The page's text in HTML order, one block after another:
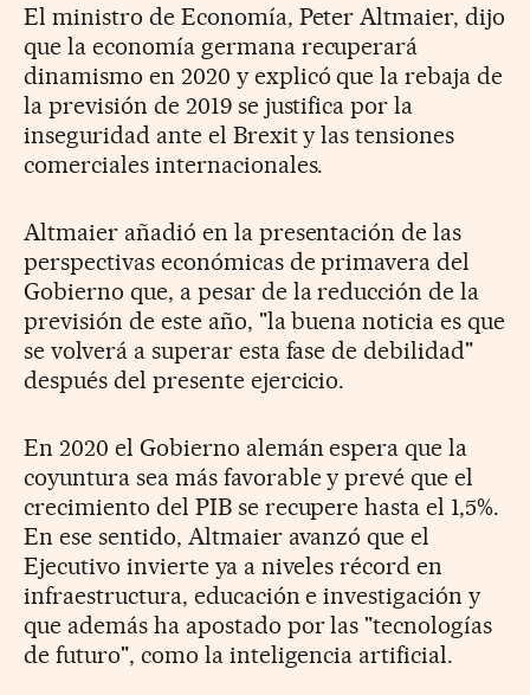
El ministro de Economía, Peter Altmaier, dijo
que la economía germana recuperará
dinamismo en 2020 y explicó que la rebaja de
la previsión de 2019 se justifica por la
inseguridad ante el Brexit y las tensiones
comerciales internacionales.
Altmaier añadió en la presentación de las
perspectivas económicas de primavera del
Gobierno que, a pesar de la reducción de la
previsión de este año, "la buena noticia es que
se volverá a superar esta fase de debilidad"
después del presente ejercicio.
En 2020 el Gobierno alemán espera que la
coyuntura sea más favorable y prevé que el
crecimiento del PIB se recupere hasta el 1,5%.
En ese sentido, Altmaier avanzó que el
Ejecutivo invierte ya a niveles récord en
infraestructura, educación e investigación y
que además ha apostado por las "tecnologías
de futuro", como la inteligencia artificial.